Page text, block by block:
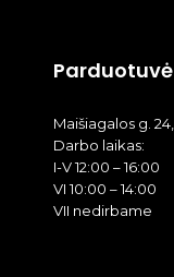
Maišiagalos g.
Darbo laikas:
I-V 12:00 – 16:00
VI 10:00 – 14:00
VII nedirbame